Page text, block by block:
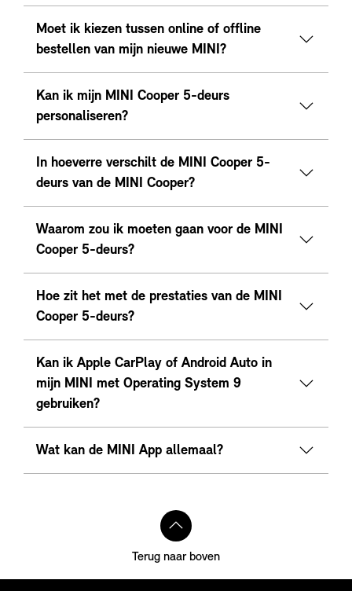
Moet ik kiezen tussen online of offline
bestellen van mijn nieuwe MINI?
Kan ik mijn MINI Cooper 5-deurs
personaliseren?
In hoeverre verschilt de MINI Cooper 5-
deurs van de MINI Cooper?
Waarom zou ik moeten gaan voor de MINI
Cooper 5-deurs?
Hoe zit het met de prestaties van de MINI
Cooper 5-deurs?
Kan ik Apple CarPlay of Android Auto in
mijn MINI met Operating System 9
gebruiken?
Wat kan de MINI App allemaal?
Terug naar boven